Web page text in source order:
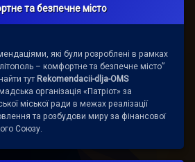
та безпечне місто
які були розроблені в рамках
– комфортне та безпечне місто”
тут Rekomendacii-dlja-OMS
організація «Патріот» за
міської ради в межах реалізації
та розбудови миру за фінансової
Союзу.